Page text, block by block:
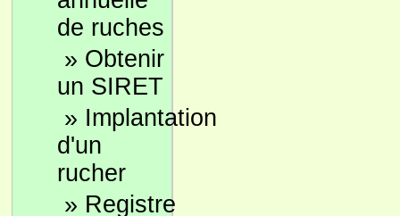
de ruches
» Obtenir
un SIRET
» Implantation
d'un
rucher
» Registre